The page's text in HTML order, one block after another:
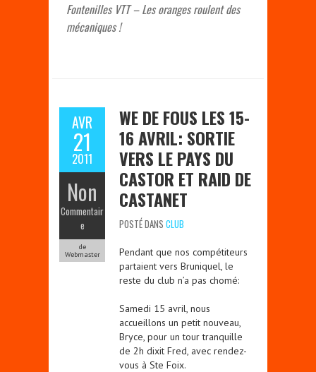
Fontenilles VTT – Les oranges roulent des
mécaniques !
AVR
21
2011
Non
Commentair
e
de
Webmaster
WE DE FOUS LES 15-
16 AVRIL: SORTIE
VERS LE PAYS DU
CASTOR ET RAID DE
CASTANET
POSTÉ DANS CLUB
Pendant que nos compétiteurs
partaient vers Bruniquel, le
reste du club n’a pas chomé:
Samedi 15 avril, nous
accueillons un petit nouveau,
Bryce, pour un tour tranquille
de 2h dixit Fred, avec rendez-
vous à Ste Foix.